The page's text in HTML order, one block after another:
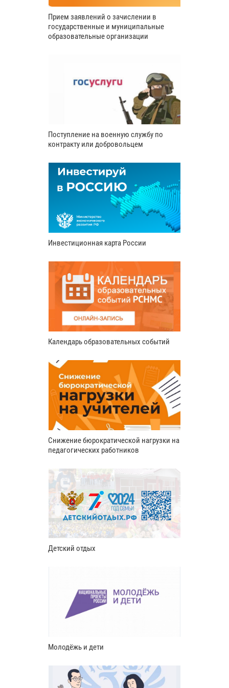
Прием заявлений о зачислении в
государственные и муниципальные
образовательные организации
Поступление на военную службу по
контракту или добровольцем
Инвестиционная карта России
Календарь образовательных событий
Снижение бюрократической нагрузки на
педагогических работников
Детский отдых
Молодёжь и дети